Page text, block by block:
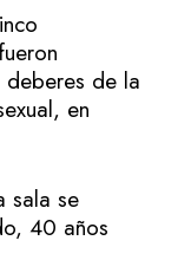
de la
en
sala se
40 años